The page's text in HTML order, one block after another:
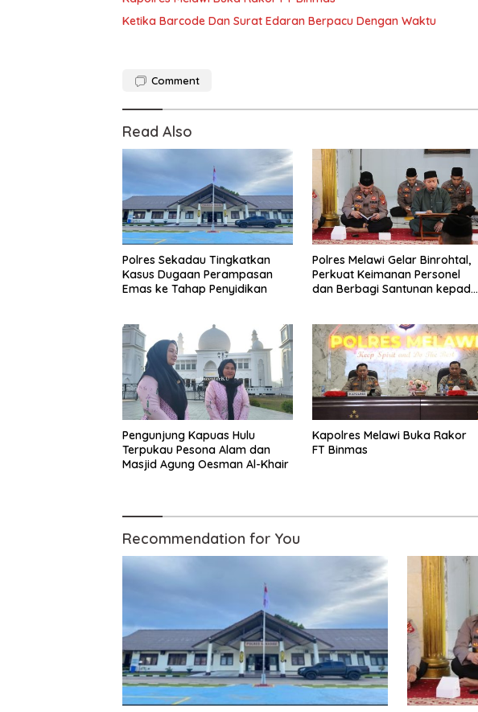
Ketika Barcode Dan Surat Edaran Berpacu Dengan Waktu
Comment
Read Also
Polres Sekadau Tingkatkan
Kasus Dugaan Perampasan
Emas ke Tahap Penyidikan
Polres Melawi Gelar Binrohtal,
Perkuat Keimanan Personel
dan Berbagi Santunan kepada
Pengunjung Kapuas Hulu
Terpukau Pesona Alam dan
Masjid Agung Oesman Al-Khair
Kapolres Melawi Buka Rakor
FT Binmas
Recommendation for You